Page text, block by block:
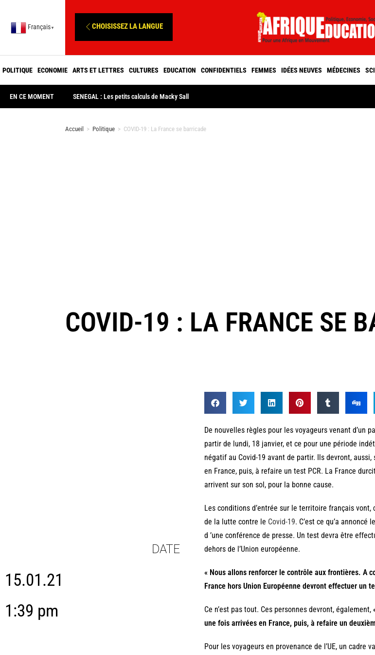
Français ▼ CHOISISSEZ LA LANGUE
POLITIQUE ECONOMIE ARTS ET LETTRES CULTURES EDUCATION CONFIDENTIELS FEMMES IDÉES NEUVES MÉDECINES
EN CE MOMENT SENEGAL : Les petits calculs de Macky Sall
Accueil > Politique > COVID-19 : La France se barricade
COVID-19 : LA FRANCE SE
DATE
15.01.21
1:39 pm
De nouvelles règles pour les voyageurs venant d’un
partir de lundi, 18 janvier, et ce pour une période
négatif au Covid-19 avant de partir. Ils devront,
en France, puis, à refaire un test PCR. La France
arrivent sur son sol, pour la bonne cause.
Les conditions d’entrée sur le territoire français
de la lutte contre le Covid-19. C’est ce qu’a annoncé
d ’une conférence de presse. Un test devra être
dehors de l’Union européenne.
« Nous allons renforcer le contrôle aux frontières. A
France hors Union Européenne devront effectuer un
Ce n’est pas tout. Ces personnes devront, également,
une fois arrivées en France, puis, à refaire un
Pour les voyageurs en provenance de l’UE, un